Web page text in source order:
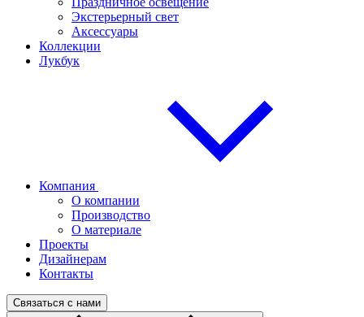
Экстерьерный свет
Аксессуары
Коллекции
Лукбук
Компания
О компании
Производство
О материале
Проекты
Дизайнерам
Контакты
Связаться с нами